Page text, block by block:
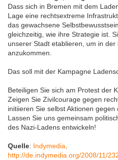
Dass sich in Bremen mit dem
Lage eine rechtsextreme
das gewachsene
gleichzeitig, wie ihre Strategie ist.
unserer Stadt etablieren, um in
anzukommen.
Das soll mit der Kampagne
Beteiligen Sie sich am Protest der
Zeigen Sie Zivilcourage gegen
initiieren Sie selbst Aktionen gegen
Lassen Sie uns gemeinsam
des Nazi-Ladens entwickeln!
Quelle: Indymedia,
http://de.indymedia.org/2008/11/